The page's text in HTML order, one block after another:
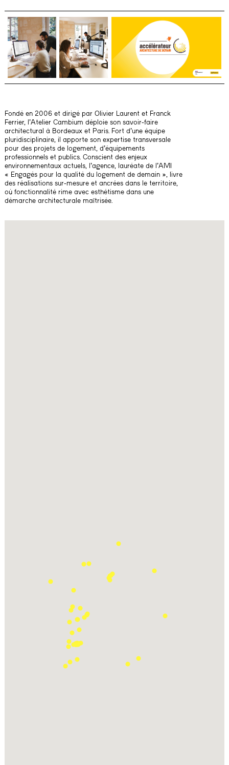
Fondé en 2006 et dirigé par Olivier Laurent et Franck
Ferrier, l’Atelier Cambium déploie son savoir-faire
architectural à Bordeaux et Paris. Fort d’une équipe
pluridisciplinaire, il apporte son expertise transversale
pour des projets de logement, d’équipements
professionnels et publics. Conscient des enjeux
environnementaux actuels, l’agence, lauréate de l’AMI
« Engagés pour la qualité du logement de demain », livre
des réalisations sur-mesure et ancrées dans le territoire,
où fonctionnalité rime avec esthétisme dans une
démarche architecturale maîtrisée.